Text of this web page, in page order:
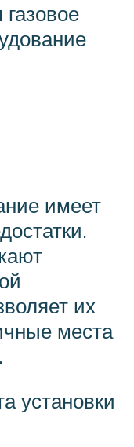
имеет
их
места
установки